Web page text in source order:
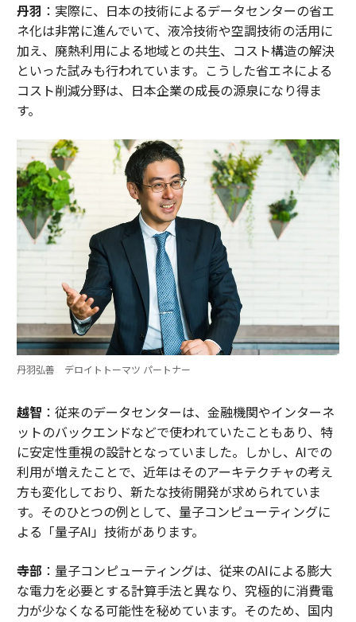
丹羽 ：実際に、日本の技術によるデータセンターの省エ
ネ化は非常に進んでいて、液冷技術や空調技術の活用に
加え、廃熱利用による地域との共生、コスト構造の解決
といった試みも行われています。こうした省エネによる
コスト削減分野は、日本企業の成長の源泉になり得ま
す。
丹羽弘善 デロイトトーマツ パートナー
越智 ：従来のデータセンターは、金融機関やインターネ
ットのバックエンドなどで使われていたこともあり、特
に安定性重視の設計となっていました。しかし、AIでの
利用が増えたことで、近年はそのアーキテクチャの考え
方も変化しており、新たな技術開発が求められていま
す。そのひとつの例として、量子コンピューティングに
よる「量子AI」技術があります。
寺部 ：量子コンピューティングは、従来のAIによる膨大
な電力を必要とする計算手法と異なり、究極的に消費電
力が少なくなる可能性を秘めています。そのため、国内